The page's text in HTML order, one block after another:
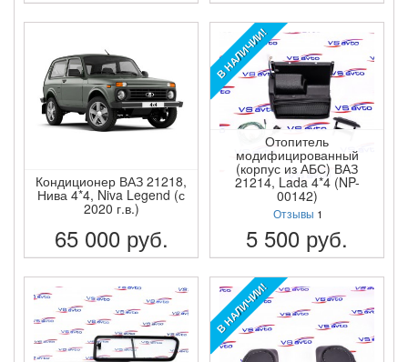
ПОДРОБНЕЕ ПОДРОБНЕЕ
Кондиционер ВАЗ 21218,
Нива 4*4, Niva Legend (с
2020 г.в.)
65 000 руб.
ПОДРОБНЕЕ
В НАЛИЧИИ!
Отопитель
модифицированный
(корпус из АБС) ВАЗ
21214, Lada 4*4 (NP-
00142)
Отзывы 1
5 500 руб.
ПОДРОБНЕЕ
В НАЛИЧИИ!